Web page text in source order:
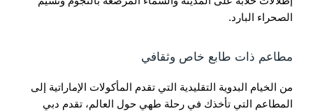
الصحراء البارد.
مطاعم ذات طابع خاص وثقافي
من الخيام البدوية التقليدية التي تقدم المأكولات الإماراتية إلى
المطاعم التي تأخذك في رحلة طهي حول العالم، تقدم دبي